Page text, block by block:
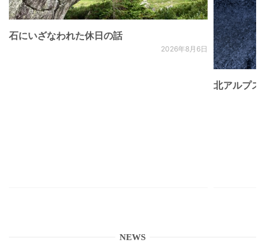
石にいざなわれた休日の話
2026年8月6日
北アルプ
NEWS